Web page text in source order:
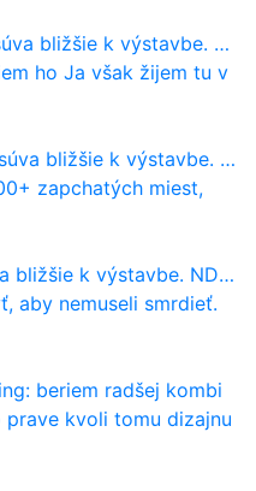
NDS urobila dôležitý krok
ho Ja však žijem tu v
výstavbe. NDS urobila dôležitý krok
zapchatých miest,
NDS urobila dôležitý krok
aby nemuseli smrdieť.
beriem radšej kombi
prave kvoli tomu dizajnu